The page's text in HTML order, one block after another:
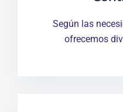
Según las
ofrecemos